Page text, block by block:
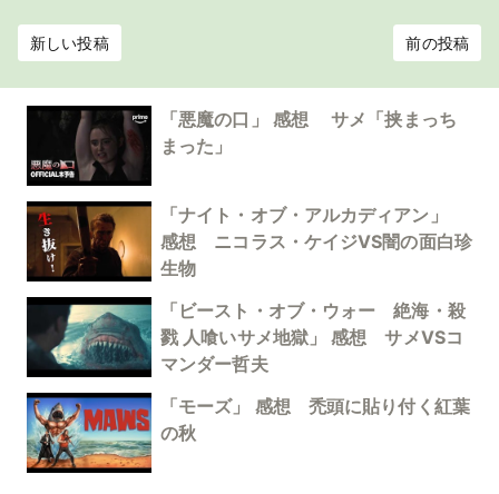
新しい投稿 前の投稿
「悪魔の口」 感想 サメ「挟まっち
まった」
「ナイト・オブ・アルカディアン」
感想 ニコラス・ケイジVS闇の面白珍
生物
「ビースト・オブ・ウォー 絶海・殺
戮 人喰いサメ地獄」 感想 サメVSコ
マンダー哲夫
「モーズ」 感想 禿頭に貼り付く紅葉
の秋